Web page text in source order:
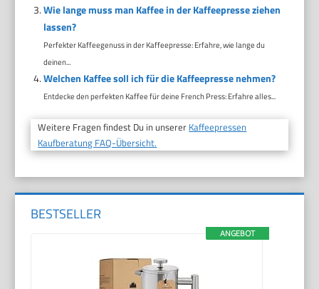
Wie lange muss man Kaffee in der Kaffeepresse ziehen
lassen?
Perfekter Kaffeegenuss in der Kaffeepresse: Erfahre, wie lange du
deinen...
Welchen Kaffee soll ich für die Kaffeepresse nehmen?
Entdecke den perfekten Kaffee für deine French Press: Erfahre alles...
Weitere Fragen findest Du in unserer Kaffeepressen
Kaufberatung FAQ-Übersicht.
BESTSELLER
ANGEBOT